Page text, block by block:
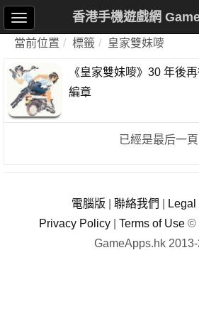
香港手機遊戲網
當前位置 標籤 皇家雙妹嘜
《皇家雙妹嘜》30 年後
編章
已經是最后一頁
電腦版 聯絡我們 Legal
Privacy Policy
Terms of Use ©
GameApps.hk